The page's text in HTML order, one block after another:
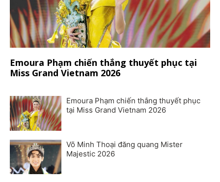
Emoura Phạm chiến thắng thuyết phục tại
Miss Grand Vietnam 2026
Emoura Phạm chiến thắng thuyết phục
tại Miss Grand Vietnam 2026
Võ Minh Thoại đăng quang Mister
Majestic 2026